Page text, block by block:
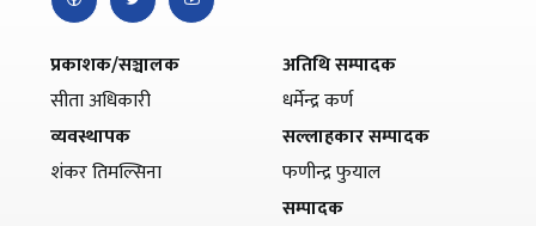
प्रकाशक/सञ्चालक
सीता अधिकारी
व्यवस्थापक
शंकर तिमल्सिना
अतिथि सम्पादक
धर्मेन्द्र कर्ण
सल्लाहकार सम्पादक
फणीन्द्र फुयाल
सम्पादक